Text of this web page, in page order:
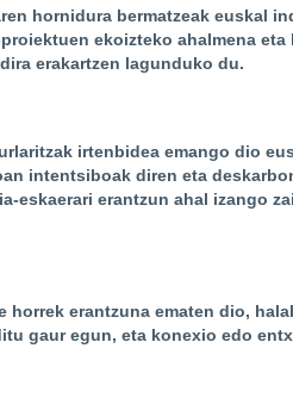
hornidura bermatzeak euskal
ekoizteko ahalmena
erakartzen lagunduko du.
irtenbidea emango dio
intentsiboak diren eta
eskaerari erantzun ahal izango
horrek erantzuna ematen dio,
gaur egun, eta konexio edo